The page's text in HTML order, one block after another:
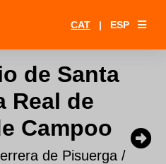
CAT | ESP
de Santa
Real de
Campoo
de Pisuerga /